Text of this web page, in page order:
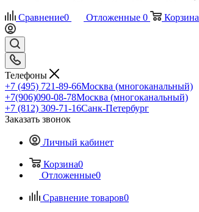
Сравнение0 Отложенные 0 Корзина
Телефоны
+7 (495) 721-89-66Москва (многоканальный)
+7(906)090-08-78Москва (многоканальный)
+7 (812) 309-71-16Санк-Петербург
Заказать звонок
Личный кабинет
Корзина0
Отложенные0
Сравнение товаров0